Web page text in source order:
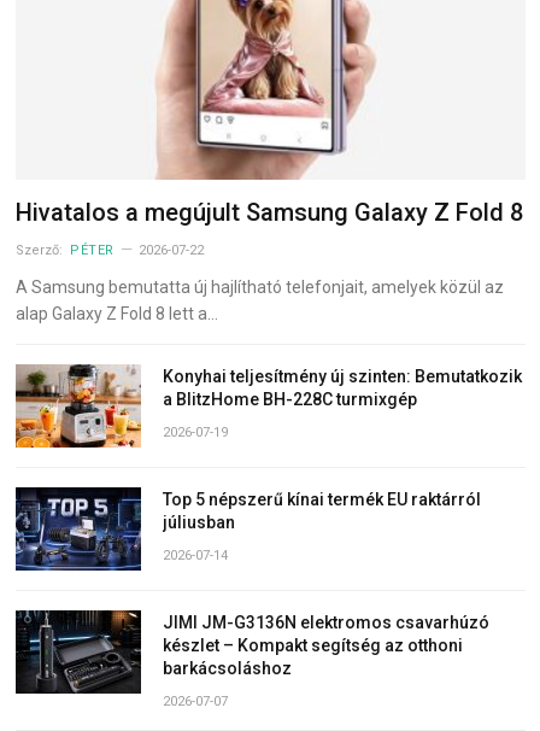
Hivatalos a megújult Samsung Galaxy Z Fold 8
Szerző: PÉTER 2026-07-22
A Samsung bemutatta új hajlítható telefonjait, amelyek közül az
alap Galaxy Z Fold 8 lett a…
Konyhai teljesítmény új szinten: Bemutatkozik
a BlitzHome BH-228C turmixgép
2026-07-19
Top 5 népszerű kínai termék EU raktárról
júliusban
2026-07-14
JIMI JM-G3136N elektromos csavarhúzó
készlet – Kompakt segítség az otthoni
barkácsoláshoz
2026-07-07